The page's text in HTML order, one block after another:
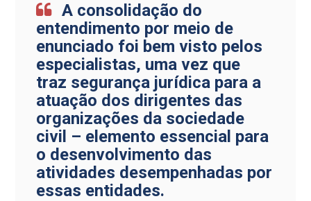
A consolidação do
entendimento por meio de
enunciado foi bem visto pelos
especialistas, uma vez que
traz segurança jurídica para a
atuação dos dirigentes das
organizações da sociedade
civil – elemento essencial para
o desenvolvimento das
atividades desempenhadas por
essas entidades.